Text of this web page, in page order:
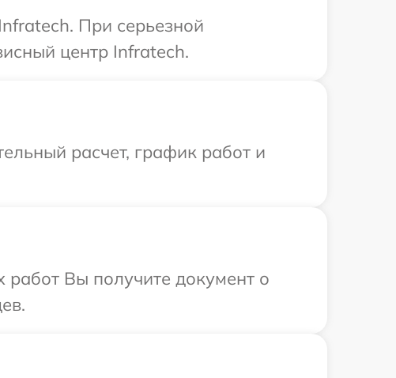
При серьезной
центр Infratech.
расчет, график работ и
работ Вы получите документ о